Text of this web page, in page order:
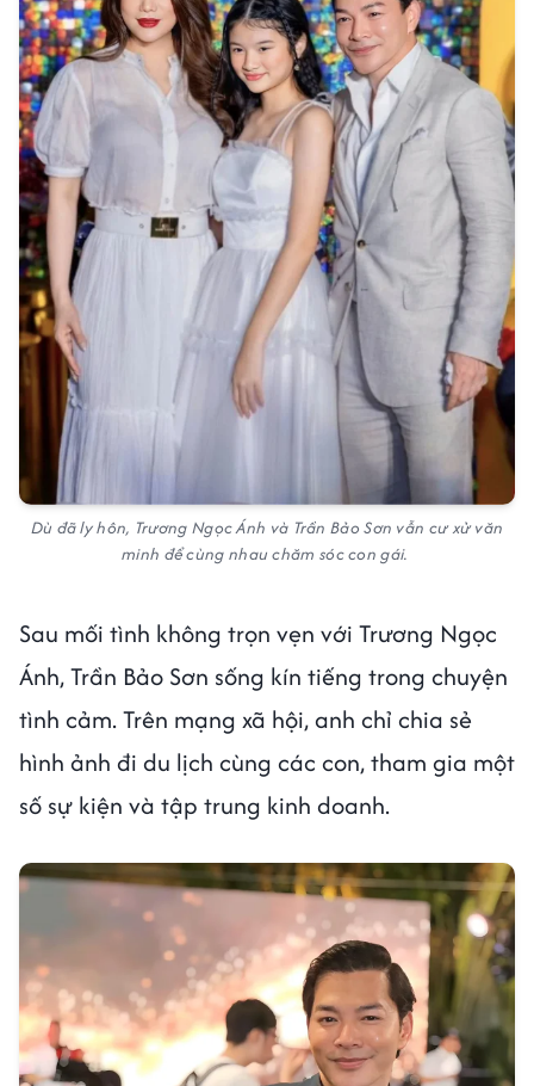
Dù đã ly hôn, Trương Ngọc Ánh và Trần Bảo Sơn vẫn cư xử văn
minh để cùng nhau chăm sóc con gái.
Sau mối tình không trọn vẹn với Trương Ngọc
Ánh, Trần Bảo Sơn sống kín tiếng trong chuyện
tình cảm. Trên mạng xã hội, anh chỉ chia sẻ
hình ảnh đi du lịch cùng các con, tham gia một
số sự kiện và tập trung kinh doanh.